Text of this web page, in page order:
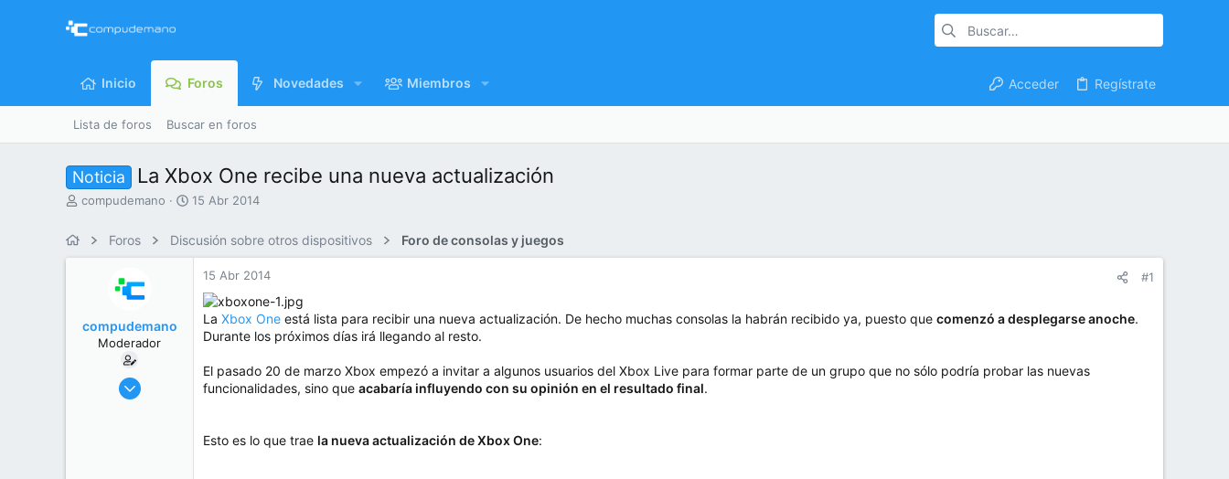
Inicio Foros Novedades Miembros Acceder Regístrate
Lista de foros Buscar en foros
Noticia La Xbox One recibe una nueva actualización
I
r
compudemano
F
h
15 Abr 2014
Foros Discusión sobre otros dispositivos Foro de consolas y juegos
compudemano
Moderador
26 Jul 2013
15 Abr 2014 #1
La Xbox One está lista para recibir una nueva actualización. De hecho muchas consolas la habrán recibido ya, puesto que comenzó a desplegarse anoche.
Durante los próximos días irá llegando al resto.
El pasado 20 de marzo Xbox empezó a invitar a algunos usuarios del Xbox Live para formar parte de un grupo que no sólo podría probar las nuevas
funcionalidades, sino que acabaría influyendo con su opinión en el resultado final.
Esto es lo que trae la nueva actualización de Xbox One: